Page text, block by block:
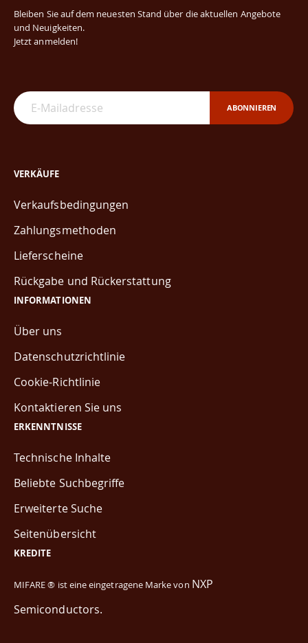
Bleiben Sie auf dem neuesten Stand über die aktuellen Angebote
und Neuigkeiten.
Jetzt anmelden!
ABONNIEREN
VERKÄUFE
Verkaufsbedingungen
Zahlungsmethoden
Lieferscheine
Rückgabe und Rückerstattung
INFORMATIONEN
Über uns
Datenschutzrichtlinie
Cookie-Richtlinie
Kontaktieren Sie uns
ERKENNTNISSE
Technische Inhalte
Beliebte Suchbegriffe
Erweiterte Suche
Seitenübersicht
KREDITE
MIFARE ® ist eine eingetragene Marke von NXP
Semiconductors.